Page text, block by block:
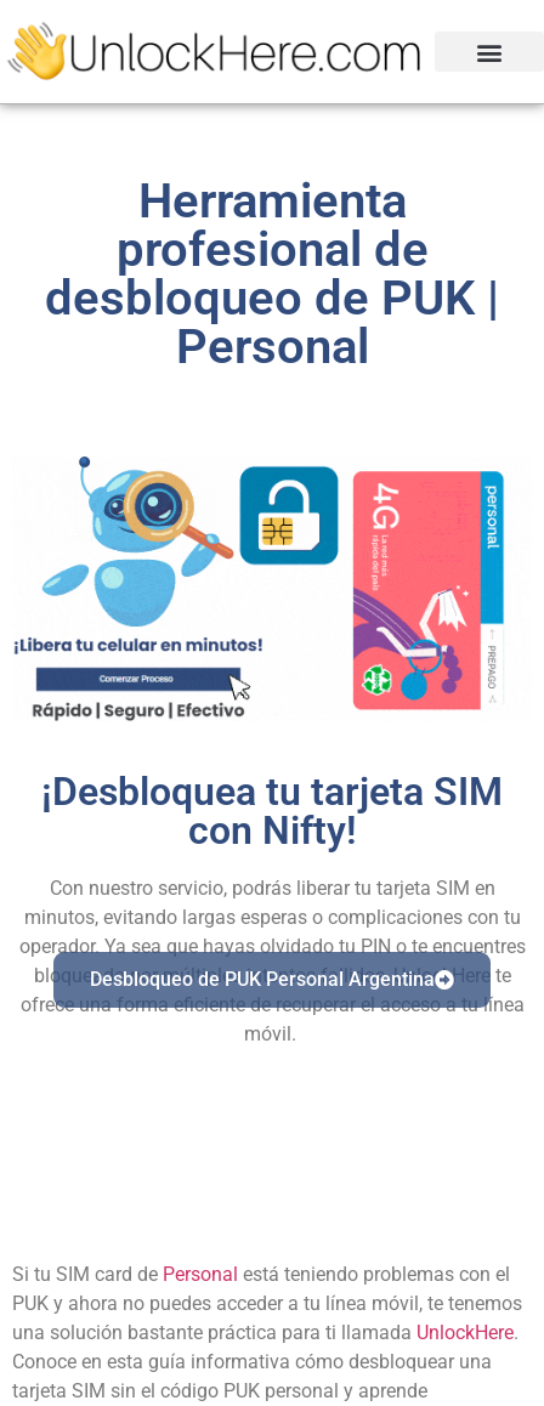
Herramienta
profesional de
desbloqueo de PUK |
Personal
¡Desbloquea tu tarjeta SIM
con Nifty!
Con nuestro servicio, podrás liberar tu tarjeta SIM en
minutos, evitando largas esperas o complicaciones con tu
operador. Ya sea que hayas olvidado tu PIN o te encuentres
bloqueado por múltiples intentos fallidos, UnlockHere te
ofrece una forma eficiente de recuperar el acceso a tu línea
móvil.
Desbloqueo de PUK Personal Argentina
Si tu SIM card de Personal está teniendo problemas con el
PUK y ahora no puedes acceder a tu línea móvil, te tenemos
una solución bastante práctica para ti llamada UnlockHere.
Conoce en esta guía informativa cómo desbloquear una
tarjeta SIM sin el código PUK personal y aprende